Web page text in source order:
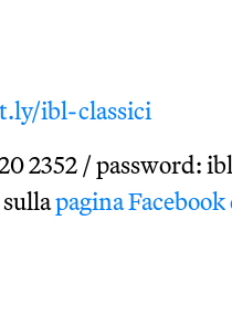
ibl-classici
2352 / password: ibl
pagina